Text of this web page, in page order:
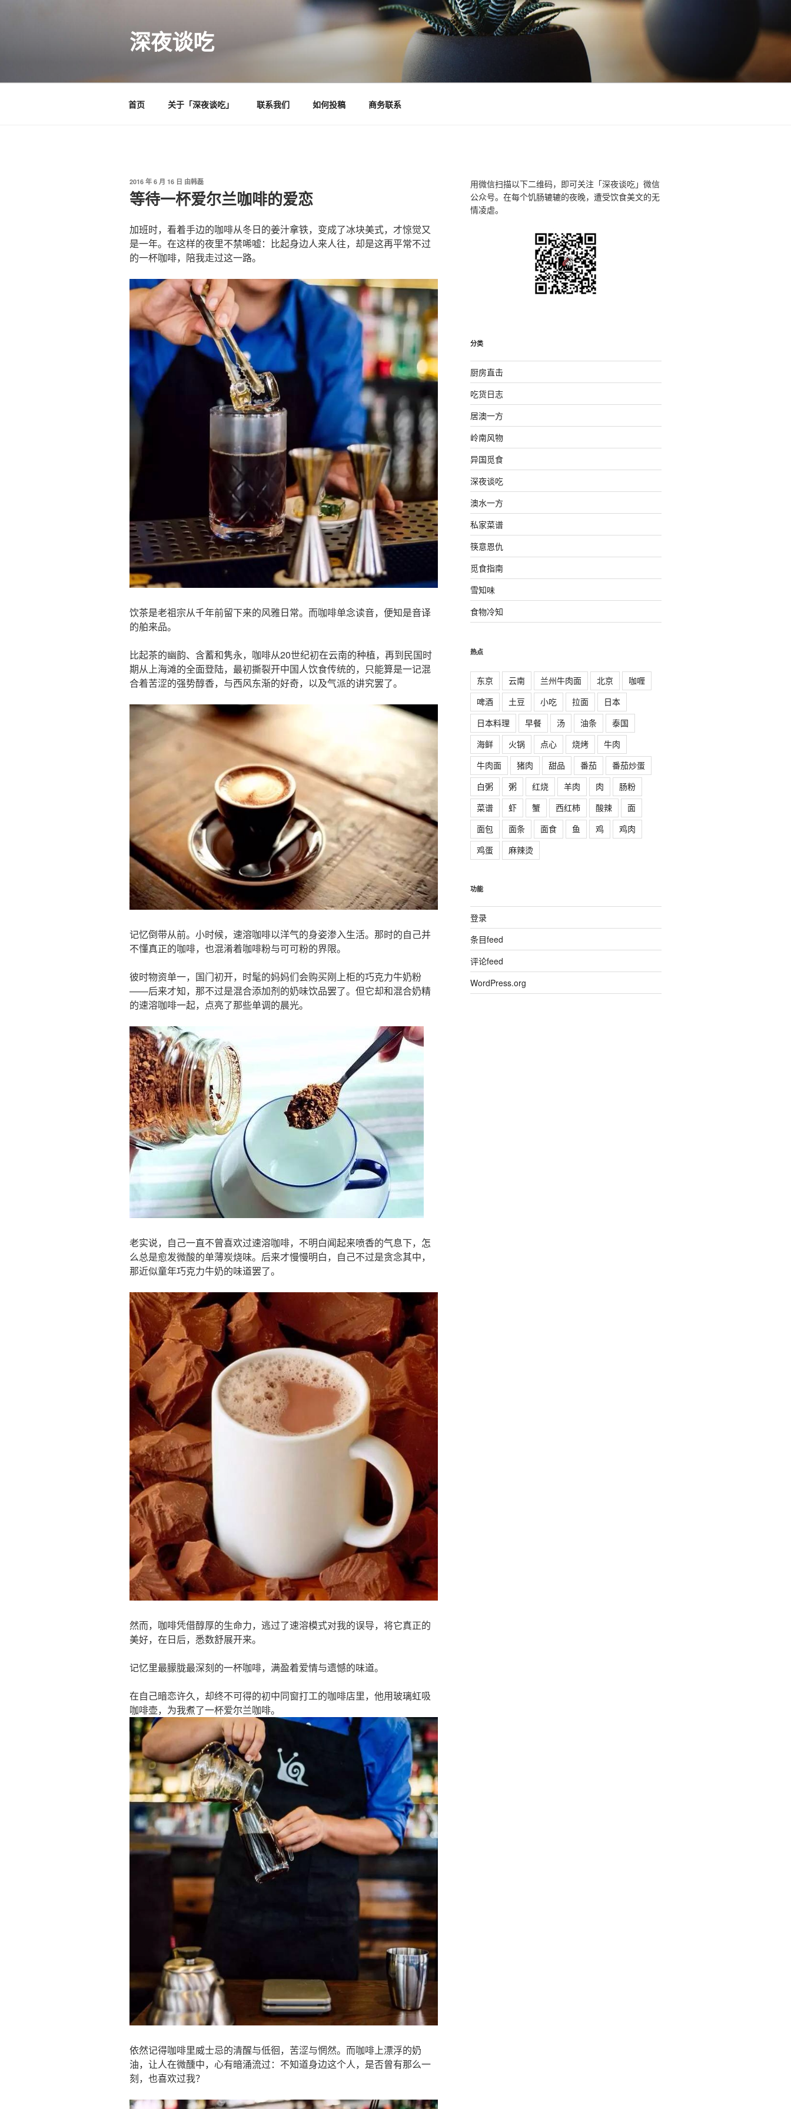
深夜谈吃
首页 关于「深夜谈吃」 联系我们 如何投稿 商务联系
发
布
于
2016 年 6 月 16 日 由韩磊
等待一杯爱尔兰咖啡的爱恋
加班时，看着手边的咖啡从冬日的姜汁拿铁，变成了冰块美式，才惊觉又
是一年。在这样的夜里不禁唏嘘：比起身边人来人往，却是这再平常不过
的一杯咖啡，陪我走过这一路。
饮茶是老祖宗从千年前留下来的风雅日常。而咖啡单念读音，便知是音译
的舶来品。
比起茶的幽韵、含蓄和隽永，咖啡从20世纪初在云南的种植，再到民国时
期从上海滩的全面登陆，最初撕裂开中国人饮食传统的，只能算是一记混
合着苦涩的强势醇香，与西风东渐的好奇，以及气派的讲究罢了。
记忆倒带从前。小时候，速溶咖啡以洋气的身姿渗入生活。那时的自己并
不懂真正的咖啡，也混淆着咖啡粉与可可粉的界限。
彼时物资单一，国门初开，时髦的妈妈们会购买刚上柜的巧克力牛奶粉
——后来才知，那不过是混合添加剂的奶味饮品罢了。但它却和混合奶精
的速溶咖啡一起，点亮了那些单调的晨光。
老实说，自己一直不曾喜欢过速溶咖啡，不明白闻起来喷香的气息下，怎
么总是愈发微酸的单薄炭烧味。后来才慢慢明白，自己不过是贪念其中，
那近似童年巧克力牛奶的味道罢了。
然而，咖啡凭借醇厚的生命力，逃过了速溶模式对我的误导，将它真正的
美好，在日后，悉数舒展开来。
记忆里最朦胧最深刻的一杯咖啡，满盈着爱情与遗憾的味道。
在自己暗恋许久，却终不可得的初中同窗打工的咖啡店里，他用玻璃虹吸
咖啡壶，为我煮了一杯爱尔兰咖啡。
依然记得咖啡里威士忌的清醒与低徊，苦涩与惘然。而咖啡上漂浮的奶
油，让人在微醺中，心有暗涌流过：不知道身边这个人，是否曾有那么一
刻，也喜欢过我？
用微信扫描以下二维码，即可关注「深夜谈吃」微信
公众号。在每个饥肠辘辘的夜晚，遭受饮食美文的无
情凌虐。
分类
厨房直击
吃货日志
居澳一方
岭南风物
异国觅食
深夜谈吃
澳水一方
私家菜谱
筷意恩仇
觅食指南
雪知味
食物冷知
热点
东京 云南 兰州牛肉面 北京
咖喱
啤酒
土豆 小吃 拉面
日本
日本料理
早餐 汤 油条
泰国
海鲜
火锅 点心 烧烤
牛肉
牛肉面
猪肉 甜品 番茄
番茄炒蛋
白粥
粥 红烧 羊肉 肉
肠粉
菜谱
虾 蟹 西红柿 酸辣
面
面包
面条 面食 鱼 鸡
鸡肉
鸡蛋
麻辣烫
功能
登录
条目feed
评论feed
WordPress.org